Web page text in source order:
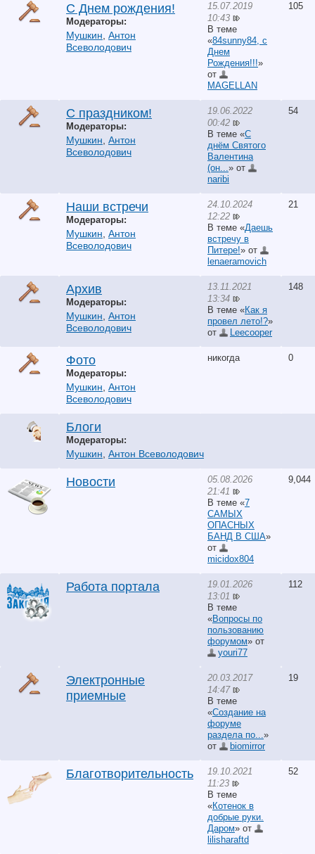
С Днем рождения!
Модераторы:
Мушкин Антон
Всеволодович
15.07.2019
10:43
В теме
«84sunny84, с
Днем
Рождения!!!»
от
MAGELLAN
105
С праздником!
Модераторы:
Мушкин Антон
Всеволодович
19.06.2022
00:42
В теме «С
днём Святого
Валентина
(он... » от
naribi
54
Наши встречи
Модераторы:
Мушкин Антон
Всеволодович
24.10.2024
12:22
В теме «Даешь
встречу в
Питере!» от
lenaeramovich
21
Архив
Модераторы:
Мушкин Антон
Всеволодович
13.11.2021
13:34
В теме «Как я
провел лето!?»
от
Leecooper
148
Фото
Модераторы:
Мушкин Антон
Всеволодович
никогда 0
Блоги
Модераторы:
Мушкин Антон Всеволодович
Новости
05.08.2026
21:41
В теме «7
САМЫХ
ОПАСНЫХ
БАНД В США»
от
micidox804
9,044
Работа портала
19.01.2026
13:01
В теме
«Вопросы по
пользованию
форумом» от
youri77
112
Электронные
приемные
20.03.2017
14:47
В теме
«Создание на
форуме
раздела по... »
от
biomirror
19
Благотворительность
19.10.2021
11:23
В теме
«Котенок в
добрые руки.
Даром» от
lilisharaftd
52